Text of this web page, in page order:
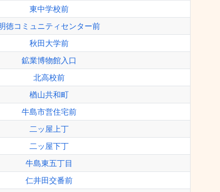
東中学校前
徳コミュニティセンター前
秋田大学前
鉱業博物館入口
北高校前
楢山共和町
牛島市営住宅前
二ッ屋上丁
二ッ屋下丁
牛島東五丁目
仁井田交番前